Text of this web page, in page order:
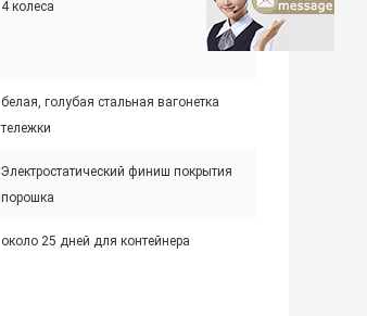
4 колеса
белая, голубая стальная вагонетка
тележки
Электростатический финиш покрытия
порошка
около 25 дней для контейнера